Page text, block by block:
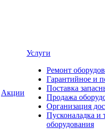
Акции
Услуги
Ремонт
Гарантийное и
Поставка
Продажа
Организация
Пусконаладка и
оборудования